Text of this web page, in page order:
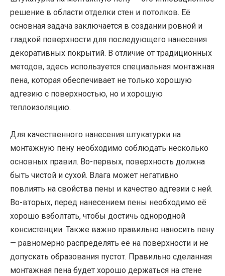
решение в области отделки стен и потолков. Её
основная задача заключается в создании ровной и
гладкой поверхности для последующего нанесения
декоративных покрытий. В отличие от традиционных
методов, здесь используется специальная монтажная
пена, которая обеспечивает не только хорошую
адгезию с поверхностью, но и хорошую
теплоизоляцию.
Для качественного нанесения штукатурки на
монтажную пену необходимо соблюдать несколько
основных правил. Во-первых, поверхность должна
быть чистой и сухой. Влага может негативно
повлиять на свойства пены и качество адгезии с ней.
Во-вторых, перед нанесением пены необходимо её
хорошо взболтать, чтобы достичь однородной
консистенции. Также важно правильно наносить пену
— равномерно распределять её на поверхности и не
допускать образования пустот. Правильно сделанная
монтажная пена будет хорошо держаться на стене